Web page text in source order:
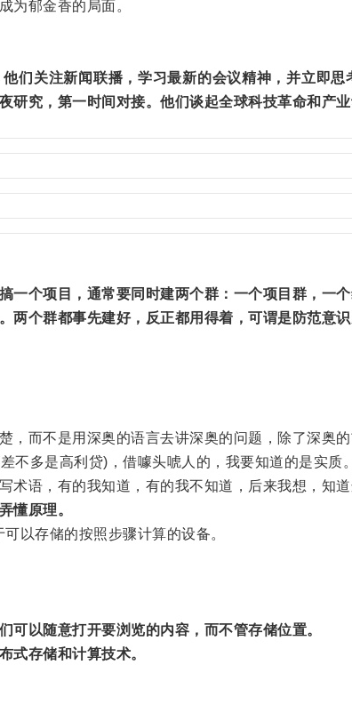
为郁金香的局面。
们关注新闻联播，学习最新的会议精神，并立即
研究，第一时间对接。他们谈起全球科技革命和产
个项目，通常要同时建两个群：一个项目群，一
个群都事先建好，反正都用得着，可谓是防范意识
，而不是用深奥的语言去讲深奥的问题，除了深奥
多是高利贷)，借噱头唬人的，我要知道的是实质。
语，有的我知道，有的我不知道，后来我想，知
懂原理。
以存储的按照步骤计算的设备。
以随意打开要浏览的内容，而不管存储位置。
式存储和计算技术。